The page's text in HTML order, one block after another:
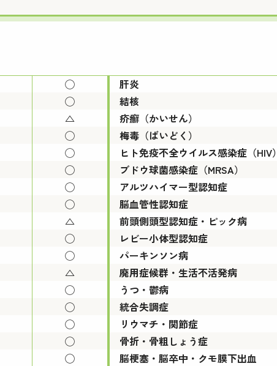
◯
◯
△
◯
◯
◯
◯
◯
△
◯
◯
△
◯
◯
◯
◯
◯
肝炎
結核
疥癬（かいせん）
梅毒（ばいどく）
ヒト免疫不全ウイルス感染症（HIV
ブドウ球菌感染症（MRSA）
アルツハイマー型認知症
脳血管性認知症
前頭側頭型認知症・ピック病
レビー小体型認知症
パーキンソン病
廃用症候群・生活不活発病
うつ・鬱病
統合失調症
リウマチ・関節症
骨折・骨粗しょう症
脳梗塞・脳卒中・クモ膜下出血